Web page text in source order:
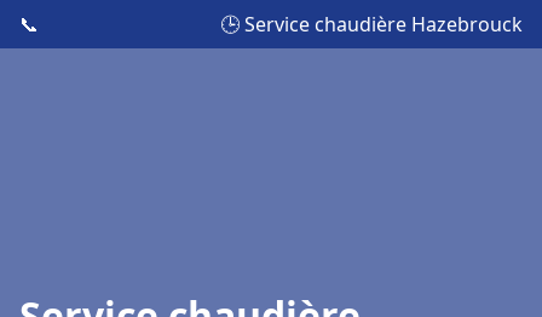
📞 🕒 Service chaudière Hazebrouck